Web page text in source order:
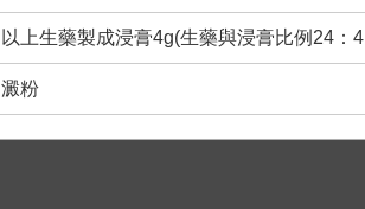
以上生藥製成浸膏4g(生藥與浸膏比例24：
澱粉